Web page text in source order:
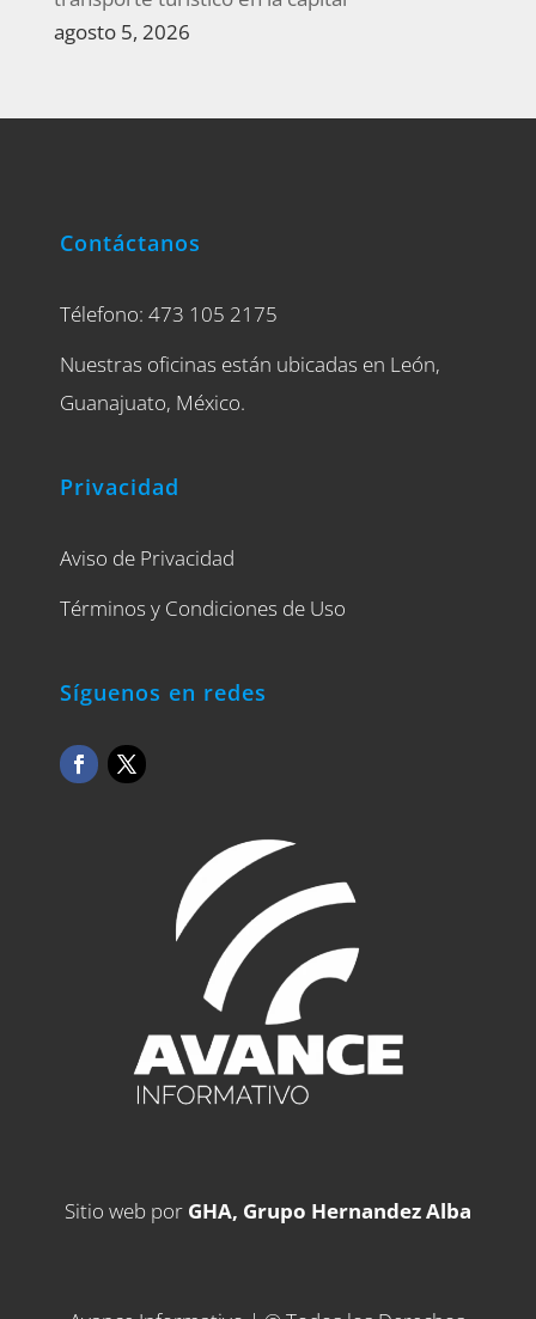
agosto 5, 2026
Contáctanos
Télefono: 473 105 2175
Nuestras oficinas están ubicadas en León,
Guanajuato, México.
Privacidad
Aviso de Privacidad
Términos y Condiciones de Uso
Síguenos en redes
Sitio web por GHA, Grupo Hernandez Alba